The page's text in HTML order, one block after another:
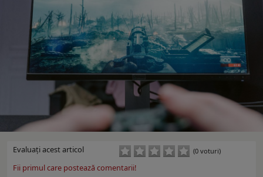
Evaluaţi acest articol (0 voturi)
Fii primul care postează comentarii!